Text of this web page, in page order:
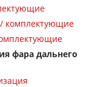
комплектующие
фара дальнего